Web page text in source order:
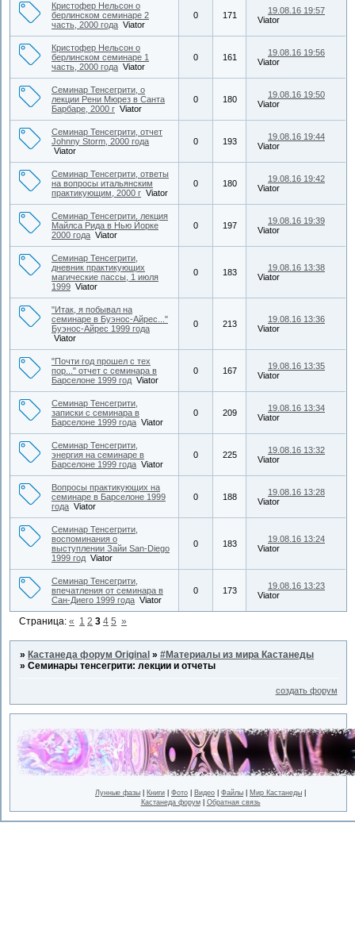
Кристофер Нельсон о
берлинском семинаре 2
часть, 2000 года Viator
0 171
19.08.16 19:57
Viator
Кристофер Нельсон о
берлинском семинаре 1
часть, 2000 года Viator
0 161
19.08.16 19:56
Viator
Семинар Тенсегрити, о
лекции Рени Мюрез в Санта
Барбаре, 2000 г Viator
0 180
19.08.16 19:50
Viator
Семинар Тенсегрити, отчет
Johnny Storm, 2000 года
Viator
0 193
19.08.16 19:44
Viator
Семинар Тенсегрити, ответы
на вопросы итальянским
практикующим, 2000 г Viator
0 180
19.08.16 19:42
Viator
Семинар Тенсегрити, лекция
Майлса Рида в Нью Йорке
2000 года Viator
0 197
19.08.16 19:39
Viator
Семинар Тенсегрити,
дневник практикующих
магические пассы, 1 июля
1999 Viator
0 183
19.08.16 13:38
Viator
"Итак, я побывал на
семинаре в Буэнос-Айрес..."
Буэнос-Айрес 1999 года
Viator
0 213
19.08.16 13:36
Viator
"Почти год прошел с тех
пор..." отчет с семинара в
Барселоне 1999 год Viator
0 167
19.08.16 13:35
Viator
Семинар Тенсегрити,
записки с семинара в
Барселоне 1999 года Viator
0 209
19.08.16 13:34
Viator
Семинар Тенсегрити,
энергия на семинаре в
Барселоне 1999 года Viator
0 225
19.08.16 13:32
Viator
Вопросы практикующих на
семинаре в Барселоне 1999
года Viator
0 188
19.08.16 13:28
Viator
Семинар Тенсегрити,
воспоминания о
выступлении Зайи San-Diego
1999 год Viator
0 183
19.08.16 13:24
Viator
Семинар Тенсегрити,
впечатления от семинара в
Сан-Диего 1999 года Viator
0 173
19.08.16 13:23
Viator
Страница:« 1 2 3 4 5 »
»Кастанеда форум Original »#Материалы из мира Кастанеды
»Семинары тенсегрити: лекции и отчеты
создать форум
Лунные фазы Книги Фото Видео Файлы Мир Кастанеды
Кастанеда форум| Обратная связь